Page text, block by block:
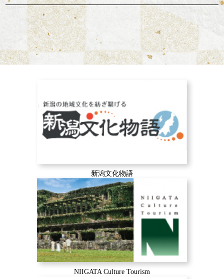
新潟文化物語
NIIGATA Culture Tourism